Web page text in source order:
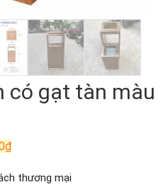
có gạt tàn màu
₫Giá
hiện
là:thương mại